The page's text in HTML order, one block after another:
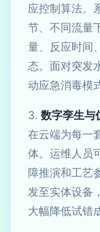
应控制算法。
节、不同流量
量、反应时间
态。面对突发
动应急消毒模
3. 数字孪生与
在云端为每一
体。运维人员
障推演和工艺
发至实体设备
大幅降低试错